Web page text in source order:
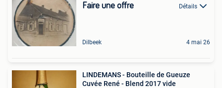
Faire une offre Détails
Dilbeek 4 mai 26
LINDEMANS - Bouteille de Gueuze
Cuvée René - Blend 2017 vide